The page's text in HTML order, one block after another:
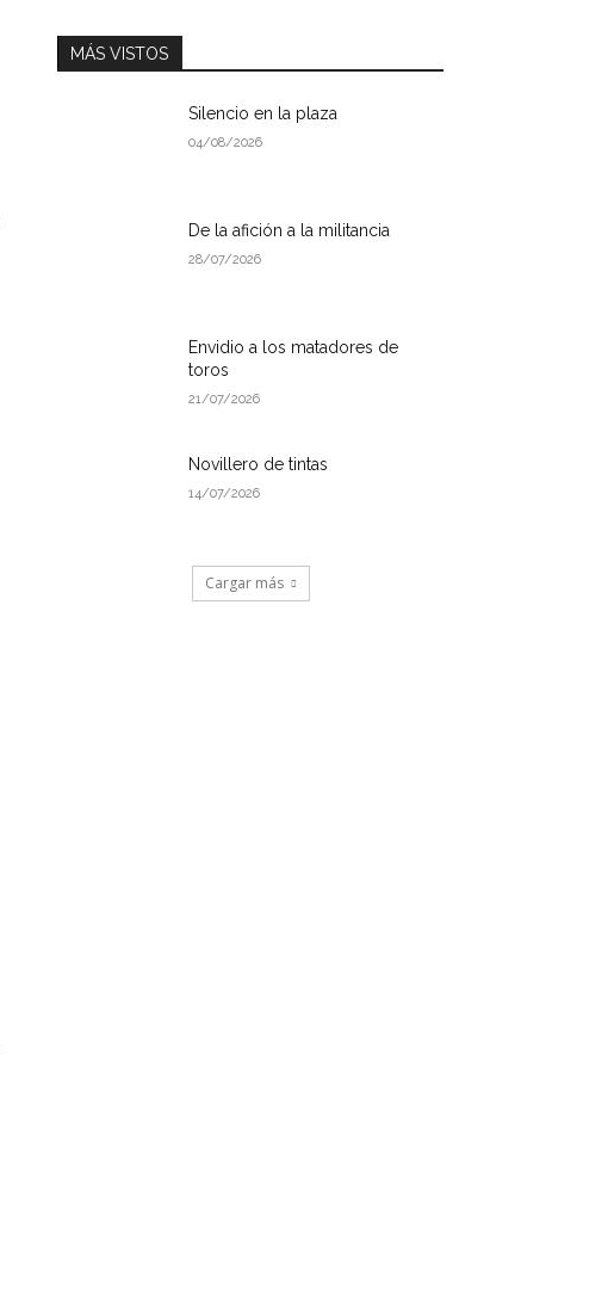
MÁS VISTOS
Silencio en la plaza
04/08/2026
De la afición a la militancia
28/07/2026
Envidio a los matadores de
toros
21/07/2026
Novillero de tintas
14/07/2026
Cargar más